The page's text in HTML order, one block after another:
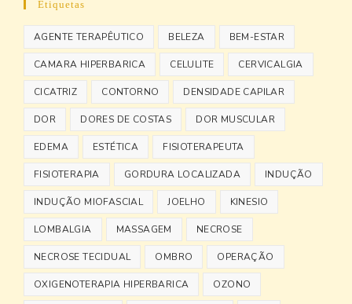
Etiquetas
AGENTE TERAPÊUTICO BELEZA BEM-ESTAR
CAMARA HIPERBARICA CELULITE CERVICALGIA
CICATRIZ CONTORNO DENSIDADE CAPILAR
DOR DORES DE COSTAS DOR MUSCULAR
EDEMA ESTÉTICA FISIOTERAPEUTA
FISIOTERAPIA GORDURA LOCALIZADA INDUÇÃO
INDUÇÃO MIOFASCIAL JOELHO KINESIO
LOMBALGIA MASSAGEM NECROSE
NECROSE TECIDUAL OMBRO OPERAÇÃO
OXIGENOTERAPIA HIPERBARICA OZONO